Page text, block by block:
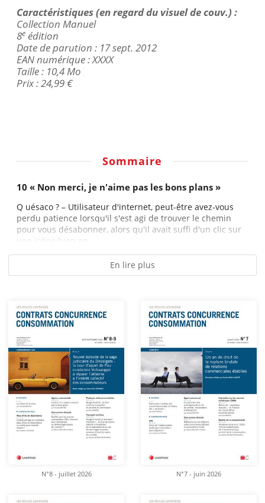
Caractéristiques (en regard du visuel decouv.) :
Collection Manuel
8e édition
Date de parution : 17 sept. 2012
EAN numérique : XXXX
Taille : 10,4 Mo
Prix : 24,99 €
Sommaire
10 « Non merci, je n'aime pas les bons plans »
Q uésaco ? – Utilisateur d'internet, peut-être avez-vous
perdu patience lorsqu'il s'est agi de trouver le chemin
pour vous désabonner, alors qu'il avait suffi d'un clic sur
une icône bien en...
En lire plus
N°8 - juillet 2026 N°7 - juin 2026